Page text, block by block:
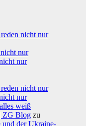
nicht nur
nur
nur
nicht nur
nur
weiß
ZG Blog zu
und der Ukraine-